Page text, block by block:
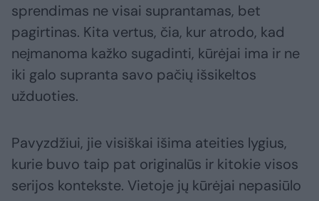
sprendimas ne visai suprantamas, bet
pagirtinas. Kita vertus, čia, kur atrodo, kad
neįmanoma kažko sugadinti, kūrėjai ima ir ne
iki galo supranta savo pačių išsikeltos
užduoties.
Pavyzdžiui, jie visiškai išima ateities lygius,
kurie buvo taip pat originalūs ir kitokie visos
serijos kontekste. Vietoje jų kūrėjai nepasiūlo